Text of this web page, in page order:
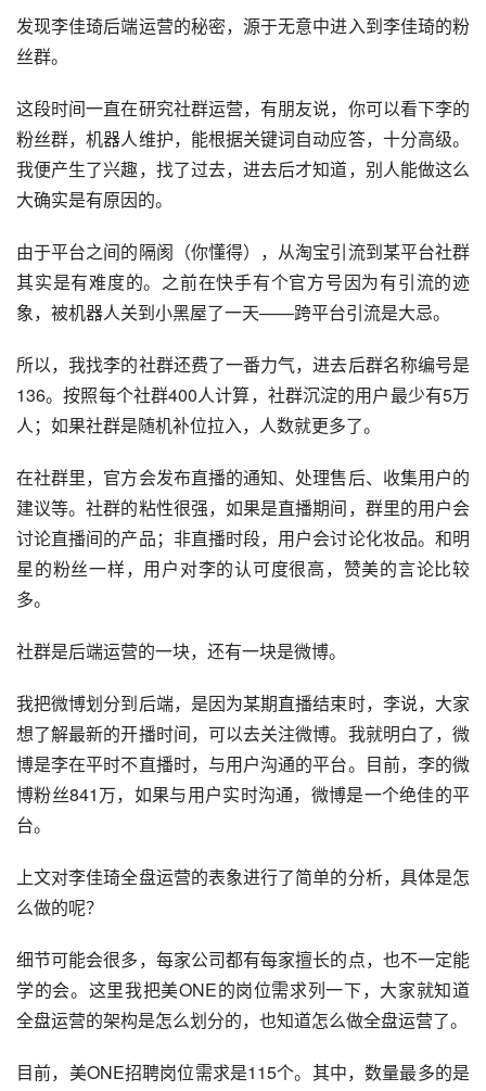
发现李佳琦后端运营的秘密，源于无意中进入到李佳琦的粉
丝群。
这段时间一直在研究社群运营，有朋友说，你可以看下李的
粉丝群，机器人维护，能根据关键词自动应答，十分高级。
我便产生了兴趣，找了过去，进去后才知道，别人能做这么
大确实是有原因的。
由于平台之间的隔阂（你懂得），从淘宝引流到某平台社群
其实是有难度的。之前在快手有个官方号因为有引流的迹
象，被机器人关到小黑屋了一天——跨平台引流是大忌。
所以，我找李的社群还费了一番力气，进去后群名称编号是
136。按照每个社群400人计算，社群沉淀的用户最少有5万
人；如果社群是随机补位拉入，人数就更多了。
在社群里，官方会发布直播的通知、处理售后、收集用户的
建议等。社群的粘性很强，如果是直播期间，群里的用户会
讨论直播间的产品；非直播时段，用户会讨论化妆品。和明
星的粉丝一样，用户对李的认可度很高，赞美的言论比较
多。
社群是后端运营的一块，还有一块是微博。
我把微博划分到后端，是因为某期直播结束时，李说，大家
想了解最新的开播时间，可以去关注微博。我就明白了，微
博是李在平时不直播时，与用户沟通的平台。目前，李的微
博粉丝841万，如果与用户实时沟通，微博是一个绝佳的平
台。
上文对李佳琦全盘运营的表象进行了简单的分析，具体是怎
么做的呢？
细节可能会很多，每家公司都有每家擅长的点，也不一定能
学的会。这里我把美ONE的岗位需求列一下，大家就知道
全盘运营的架构是怎么划分的，也知道怎么做全盘运营了。
目前，美ONE招聘岗位需求是115个。其中，数量最多的是